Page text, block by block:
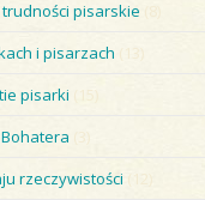
pisarskie
(8)
i pisarzach (13)
pisarki
(15)
(3)
rzeczywistości (12)